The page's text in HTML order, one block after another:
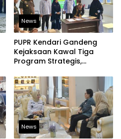
News
PUPR Kendari Gandeng
Kejaksaan Kawal Tiga
Program Strategis,
Bangun Infrastruktur
Berintegritas
News